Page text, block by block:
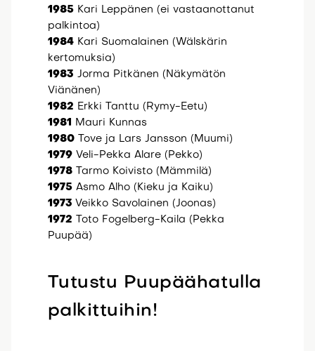
1985Kari Leppänen (ei vastaanottanut
palkintoa)
1984Kari Suomalainen (Wälskärin
kertomuksia)
1983 Jorma Pitkänen (Näkymätön
Viänänen)
1982 Erkki Tanttu (Rymy-Eetu)
1981 Mauri Kunnas
1980Tove ja Lars Jansson (Muumi)
1979Veli-Pekka Alare (Pekko)
1978Tarmo Koivisto (Mämmilä)
1975Asmo Alho (Kieku ja Kaiku)
1973 Veikko Savolainen (Joonas)
1972 Toto Fogelberg-Kaila (Pekka
Puupää)
Tutustu Puupäähatulla
palkittuihin!